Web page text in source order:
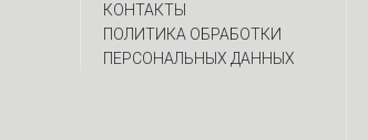
КОНТАКТЫ
ПОЛИТИКА ОБРАБОТКИ
ПЕРСОНАЛЬНЫХ ДАННЫХ